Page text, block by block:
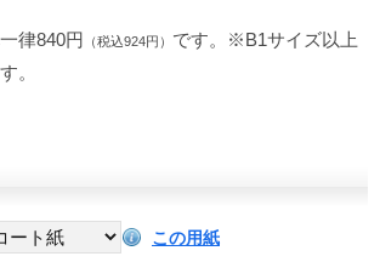
律840円 （税込924円） です。※B1サイズ以上
。
この用紙